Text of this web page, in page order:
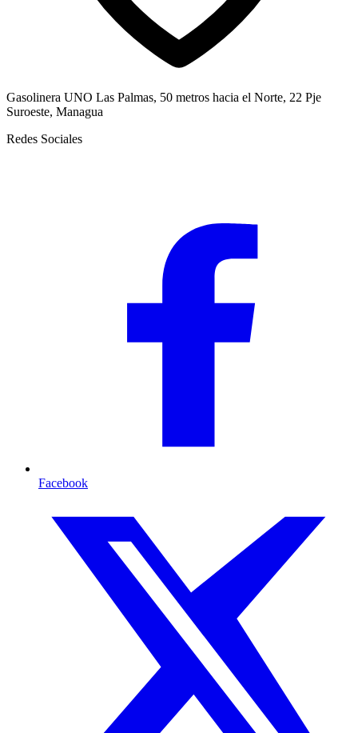
Gasolinera UNO Las Palmas, 50 metros hacia el Norte, 22 Pje
Suroeste, Managua
Redes Sociales
Facebook